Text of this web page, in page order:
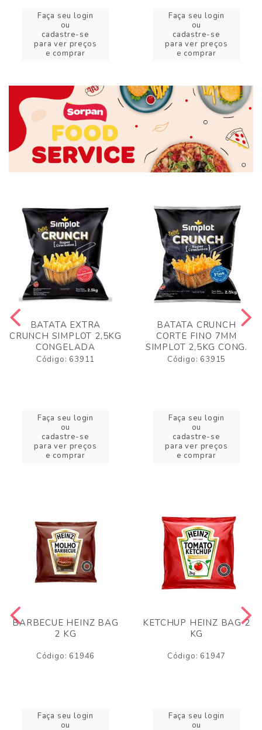
Faça seu login
ou
cadastre-se
para ver preços
e comprar
Faça seu login
ou
cadastre-se
para ver preços
e comprar
BATATA EXTRA
CRUNCH SIMPLOT 2,5KG
CONGELADA
Código: 63911
Faça seu login
ou
cadastre-se
para ver preços
e comprar
BATATA CRUNCH
CORTE FINO 7MM
SIMPLOT 2,5KG CONG.
Código: 63915
Faça seu login
ou
cadastre-se
para ver preços
e comprar
BARBECUE HEINZ BAG
2 KG
Código: 61946
Faça seu login
ou
KETCHUP HEINZ BAG 2
KG
Código: 61947
Faça seu login
ou